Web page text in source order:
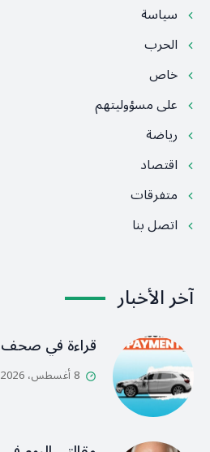
سياسة
الحرب
خاص
على مسؤوليتهم
رياضة
اقتصاد
متفرقات
اتصل بنا
آخر الأخبار
قراءة في صحف
8 أغسطس، 2026